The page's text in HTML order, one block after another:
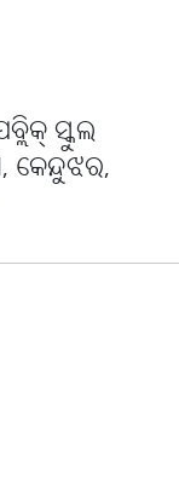
ସ୍କୁଲ
କେନ୍ଦୁଝର,